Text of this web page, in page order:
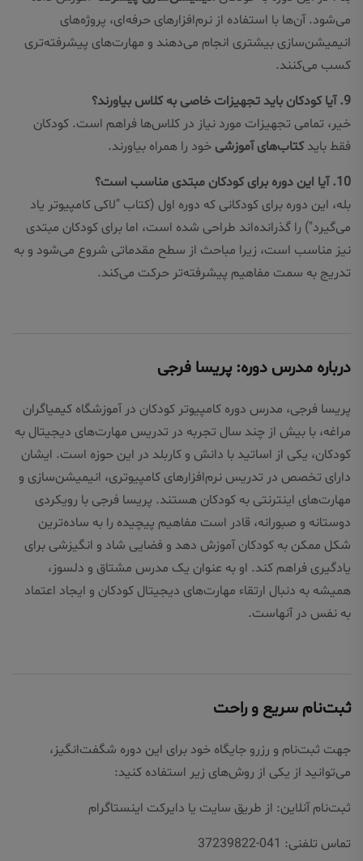
می‌شود. آن‌ها با استفاده از نرم‌افزارهای حرفه‌ای، پروژه‌های
انیمیشن‌سازی بیشتری انجام می‌دهند و مهارت‌های پیشرفته‌تری
کسب می‌کنند.
9. آیا کودکان باید تجهیزات خاصی به کلاس بیاورند؟
خیر، تمامی تجهیزات مورد نیاز در کلاس‌ها فراهم است. کودکان
فقط بایدکتاب‌های آموزشی خود را همراه بیاورند.
10. آیا این دوره برای کودکان مبتدی مناسب است؟
بله، این دوره برای کودکانی که دوره اول (کتاب "لاکی کامپیوتر یاد
می‌گیرد") را گذرانده‌اند طراحی شده است، اما برای کودکان مبتدی
نیز مناسب است، زیرا مباحث از سطح مقدماتی شروع می‌شود و به
تدریج به سمت مفاهیم پیشرفته‌تر حرکت می‌کند.
درباره مدرس دوره: پریسا فرجی
پریسا فرجی، مدرس دوره کامپیوتر کودکان در آموزشگاه کیمیاگران
مراغه، با بیش از چند سال تجربه در تدریس مهارت‌های دیجیتال به
کودکان، یکی از اساتید با دانش و کاربلد در این حوزه است. ایشان
دارای تخصص در تدریس نرم‌افزارهای کامپیوتری، انیمیشن‌سازی و
مهارت‌های اینترنتی به کودکان هستند. پریسا فرجی با رویکردی
دوستانه و صبورانه، قادر است مفاهیم پیچیده را به ساده‌ترین
شکل ممکن به کودکان آموزش دهد و فضایی شاد و انگیزشی برای
یادگیری فراهم کند. او به عنوان یک مدرس مشتاق و دلسوز،
همیشه به دنبال ارتقاء مهارت‌های دیجیتال کودکان و ایجاد اعتماد
به نفس در آنهاست.
ثبت‌نام سریع و راحت
جهت ثبت‌نام و رزرو جایگاه خود برای این دوره شگفت‌انگیز،
می‌توانید از یکی از روش‌های زیر استفاده کنید:
ثبت‌نام آنلاین: از طریق سایت یا دایرکت اینستاگرام
تماس تلفنی: 041-37239822